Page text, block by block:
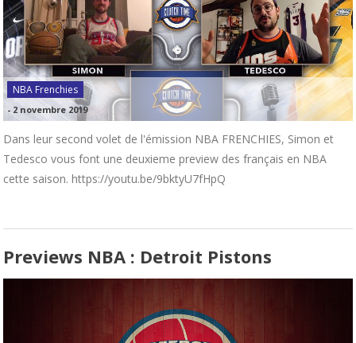
NBA Frenchies
- 2 novembre 2019
Dans leur second volet de l'émission NBA FRENCHIES, Simon et
Tedesco vous font une deuxieme preview des français en NBA
cette saison. https://youtu.be/9bktyU7fHpQ
Previews NBA : Detroit Pistons